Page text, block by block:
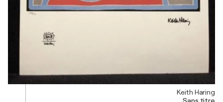
Keith Haring
Sans titre